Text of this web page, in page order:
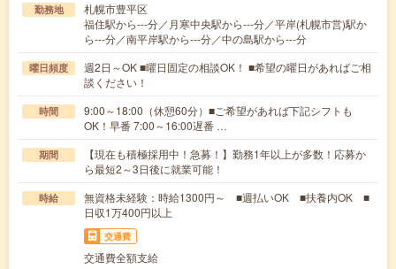
勤務地
札幌市豊平区
福住駅から---分／月寒中央駅から---分／平岸(札幌市営)駅か
ら---分／南平岸駅から---分／中の島駅から---分
曜日頻度
週2日～OK ■曜日固定の相談OK！ ■希望の曜日があればご相
談ください！
時間
9:00～18:00（休憩60分）■ご希望があれば下記シフトも
OK！早番 7:00～16:00遅番 …
期間
【現在も積極採用中！急募！】勤務1年以上が多数！応募か
ら最短2～3日後に就業可能！
時給
無資格未経験：時給1300円～ ■週払いOK ■扶養内OK ■
日収1万400円以上
交通費
交通費全額支給